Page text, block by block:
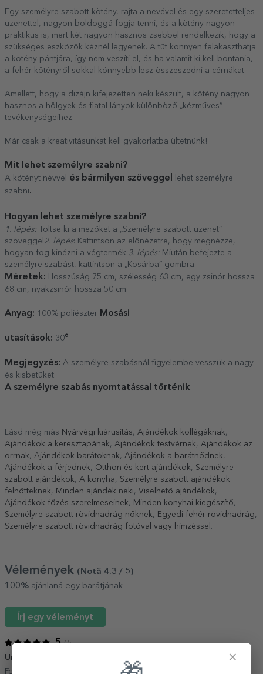
Egy személyre szabott kötény, rajta a nevével és egy szeretetteljes
üzenettel, nagyon boldoggá fogja tenni, és a kötény nagyon
praktikus is, mert két nagyon hasznos zsebbel rendelkezik, hogy a
szükséges eszközök kéznél legyenek. A tűt könnyen felakaszthatja
a kötény pántjára, így nem veszíti el, és ha valamit ki kell bontania,
a fehér kötényről sokkal könnyebb lesz összeszedni a cérnákat.
Amellett, hogy a dizájn kifejezetten neki készült, a kötény nagyon
hasznos a hölgyek és fiatal lányok különböző „kézműves”
tevékenységeihez.
Már csak a kreativitásunkat kell gyakorlatba ültetnünk!
Mit lehet személyre szabni?
A kötényt névvel és bármilyen szöveggel
lehet személyre
szabni.
Hogyan lehet személyre szabni?
1. lépés: Töltse ki a mezőket a „Személyre szabott üzenet”
szöveggel 2. lépés: Kattintson az előnézetre, hogy megnézze,
hogyan fog kinézni a végtermék.3. lépés: Miután befejezte a
személyre szabást, kattintson a „Kosárba” gombra.
Méretek: Hosszúság 75 cm, szélesség 63 cm, egy zsinór hossza
68 cm, nyakzsinór hossza 50 cm.
Anyag: 100% poliészter Mosási
utasítások: 30°
Megjegyzés: A személyre szabásnál figyelembe vesszük a nagy-
és kisbetűket.
A személyre szabás nyomtatással történik.
Lásd még más Nyárvégi kiárusítás Ajándékok kollégáknak
Ajándékok a keresztapának
Ajándékok testvérnek
Ajándékok az
orrnak
Ajándékok barátoknak Ajándékok a barátnődnek
Ajándékok a férjednek
Otthon és kert ajándékok
Személyre
szabott ajándékok
A konyha
Személyre szabott ajándékok
felnőtteknek
Minden ajándék neki Viselhető ajándékok
Ajándékok főzés szerelmeseinek
Minden konyhai kiegészítő
Személyre szabott rövidnadrág nőknek
Egyedi fehér rövidnadrág
Személyre szabott rövidnadrág fotóval vagy hímzéssel .
Vélemények (Notă 4.3 / 5)
100% ajánlaná egy barátjának
Írj egy véleményt
5/ 5
Un cadou drăguț
Foarte bine executat și repede. Recomand.
×